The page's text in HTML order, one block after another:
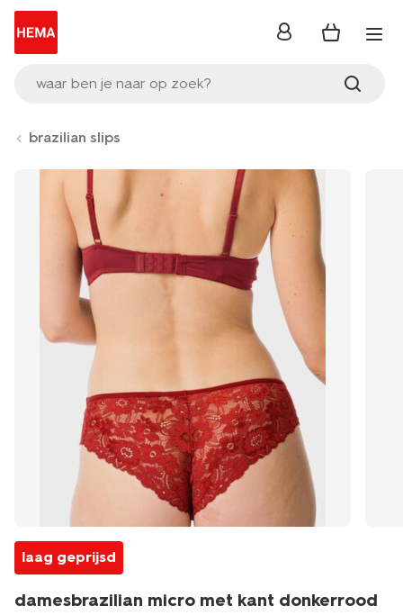
waar ben je naar op zoek?
inloggen
brazilian slips
laag geprijsd
damesbrazilian micro met kant donkerrood